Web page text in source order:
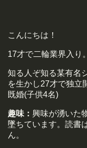
こんにちは！
17才で二輪業界入り。
知る人ぞ知る某有名
を生かし27才で独立
既婚(子供4名)
趣味： 興味が湧いた
墜ちています。読書
ん。